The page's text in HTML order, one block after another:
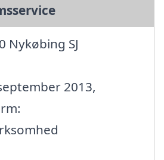
Nykøbing SJ
2013,